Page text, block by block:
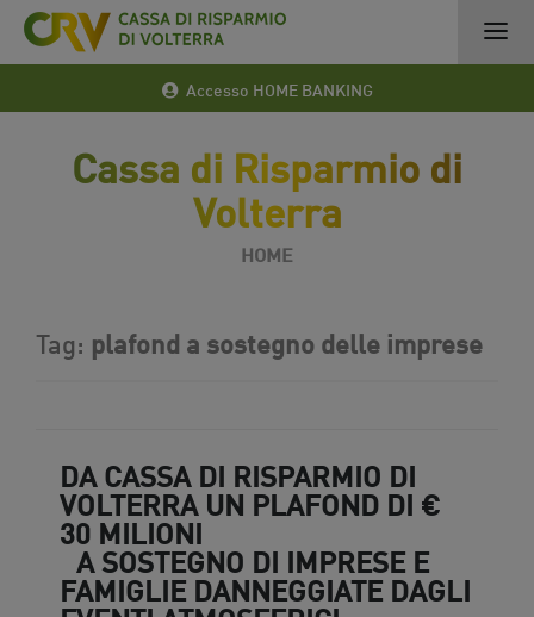
Accesso HOME BANKING
Cassa di Risparmio di
Volterra
HOME
Tag: plafond a sostegno delle imprese
DA CASSA DI RISPARMIO DI
VOLTERRA UN PLAFOND DI €
30 MILIONI
A SOSTEGNO DI IMPRESE E
FAMIGLIE DANNEGGIATE DAGLI